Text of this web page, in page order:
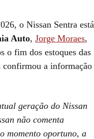
o Nissan Sentra está
Auto, Jorge Moraes,
o fim dos estoques das
confirmou a informação
geração do Nissan
não comenta
momento oportuno, a